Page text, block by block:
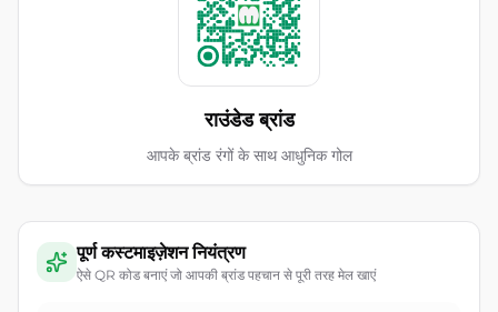
राउंडेड ब्रांड
आपके ब्रांड रंगों के साथ आधुनिक गोल
पूर्ण कस्टमाइज़ेशन नियंत्रण
ऐसे QR कोड बनाएं जो आपकी ब्रांड पहचान से पूरी तरह मेल खाएं